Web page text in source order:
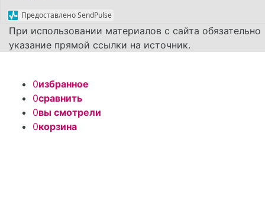
Предоставлено SendPulse
При использовании материалов с сайта обязательно
указание прямой ссылки на источник.
0избранное
0сравнить
0вы смотрели
0корзина